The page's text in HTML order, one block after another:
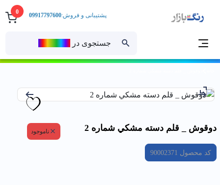
0
جستجوی در
پشتیبانی و فروش:09917797600
دوقوش _ قلم دسته مشكي شماره 2 ناموجود
کد محصول 90002371